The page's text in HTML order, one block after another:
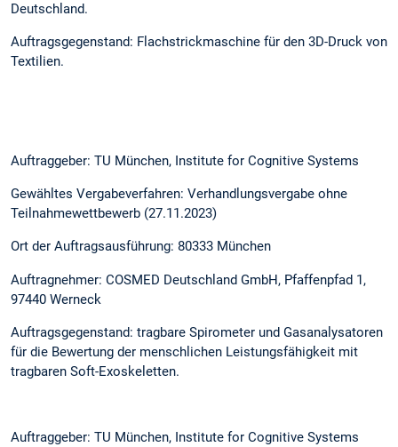
Deutschland.
Auftragsgegenstand: Flachstrickmaschine für den 3D-Druck von
Textilien.
Auftraggeber: TU München, Institute for Cognitive Systems
Gewähltes Vergabeverfahren: Verhandlungsvergabe ohne
Teilnahmewettbewerb (27.11.2023)
Ort der Auftragsausführung: 80333 München
Auftragnehmer: COSMED Deutschland GmbH, Pfaffenpfad 1,
97440 Werneck
Auftragsgegenstand: tragbare Spirometer und Gasanalysatoren
für die Bewertung der menschlichen Leistungsfähigkeit mit
tragbaren Soft-Exoskeletten.
Auftraggeber: TU München, Institute for Cognitive Systems